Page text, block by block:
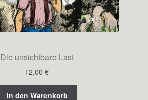
Die unsichtbare Last
12,00 €
In den Warenkorb